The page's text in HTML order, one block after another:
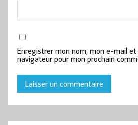
Enregistrer mon nom, mon e-mail et
navigateur pour mon prochain